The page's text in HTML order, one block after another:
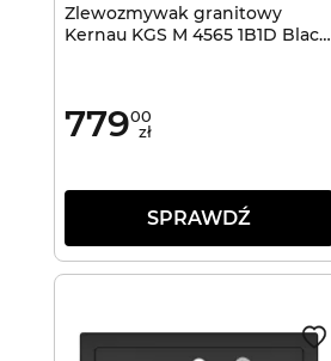
Zlewozmywak granitowy
Kernau KGS M 4565 1B1D Black
77900
zł
SPRAWDŹ